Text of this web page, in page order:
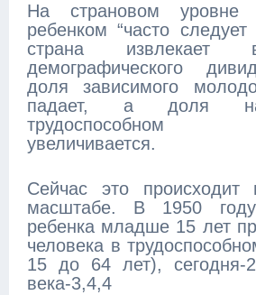
На страновом уровне
ребенком “часто
страна извлекает
демографического
доля зависимого
падает, а доля
трудоспособном
увеличивается.
Сейчас это происходит
масштабе. В 1950
ребенка младше 15 лет
человека в
15 до 64 лет), сегодня-
века-3,4,4